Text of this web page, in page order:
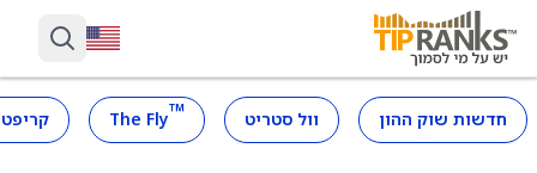
חדשות שוק ההון וול סטריט ™
The Fly